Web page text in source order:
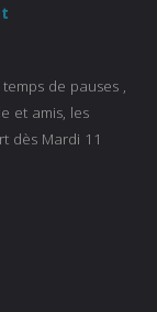
de pauses ,
et amis, les
dès Mardi 11